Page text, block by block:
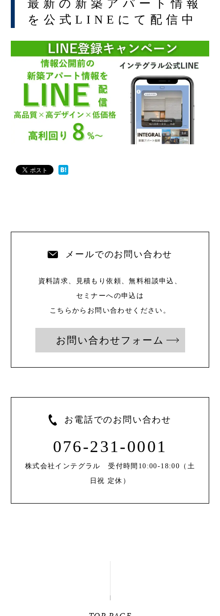
最新の新築アパート情報
を公式LINEにて配信中
メールでのお問い合わせ
資料請求、見積もり依頼、無料相談申込、
セミナーへの申込は
こちらからお問い合わせください。
お問い合わせフォーム
お電話でのお問い合わせ
076-231-0001
株式会社インテグラル 受付時間10:00-18:00（土
日祝 定休）